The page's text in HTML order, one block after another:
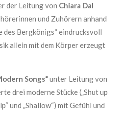
der Leitung von Chiara Dal
und Zuhörern anhand
des Bergkönigs“ eindrucksvoll
allein mit dem Körper erzeugt
Songs“unter Leitung von
drei moderne Stücke („Shut up
und „Shallow“) mit Gefühl und